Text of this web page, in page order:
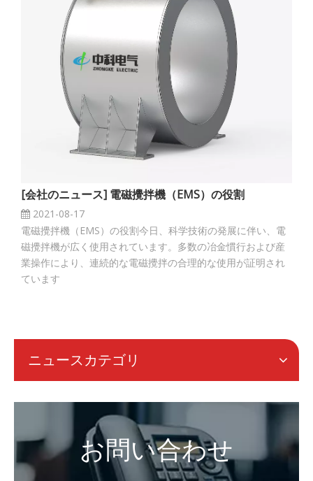
[会社のニュース] 電磁攪拌機（EMS）の役割
2021-08-17
電磁攪拌機（EMS）の役割今日、科学技術の発展に伴い、電
磁攪拌機が広く使用されています。多数の冶金慣行および産
業操作により、連続的な電磁攪拌の合理的な使用が証明され
ています
ニュースカテゴリ
お問い合わせ